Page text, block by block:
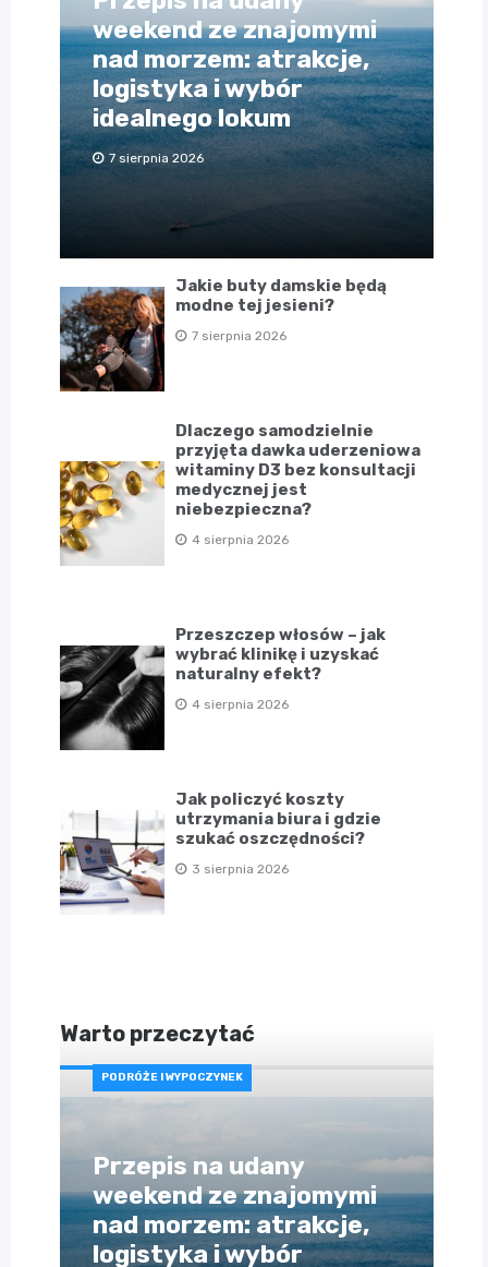
weekend ze znajomymi
nad morzem: atrakcje,
logistyka i wybór
idealnego lokum
7 sierpnia 2026
Jakie buty damskie będą
modne tej jesieni?
7 sierpnia 2026
Dlaczego samodzielnie
przyjęta dawka uderzeniowa
witaminy D3 bez konsultacji
medycznej jest
niebezpieczna?
4 sierpnia 2026
Przeszczep włosów – jak
wybrać klinikę i uzyskać
naturalny efekt?
4 sierpnia 2026
Jak policzyć koszty
utrzymania biura i gdzie
szukać oszczędności?
3 sierpnia 2026
Warto przeczytać
PODRÓŻE I WYPOCZYNEK
Przepis na udany
weekend ze znajomymi
nad morzem: atrakcje,
logistyka i wybór